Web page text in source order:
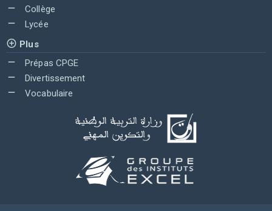
Collège
Lycée
Plus
Prépas CPGE
Divertissement
Vocabulaire